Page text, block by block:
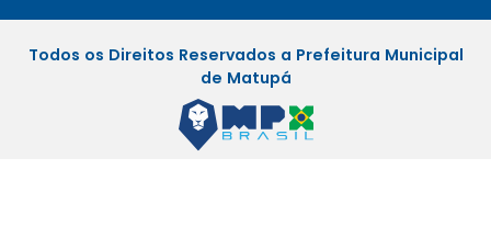
Todos os Direitos Reservados a Prefeitura Municipal
de Matupá